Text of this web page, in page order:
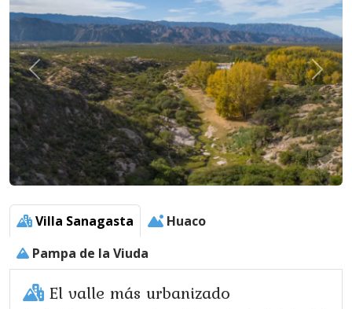
Villa Sanagasta
Huaco
Pampa de la Viuda
El valle más urbanizado